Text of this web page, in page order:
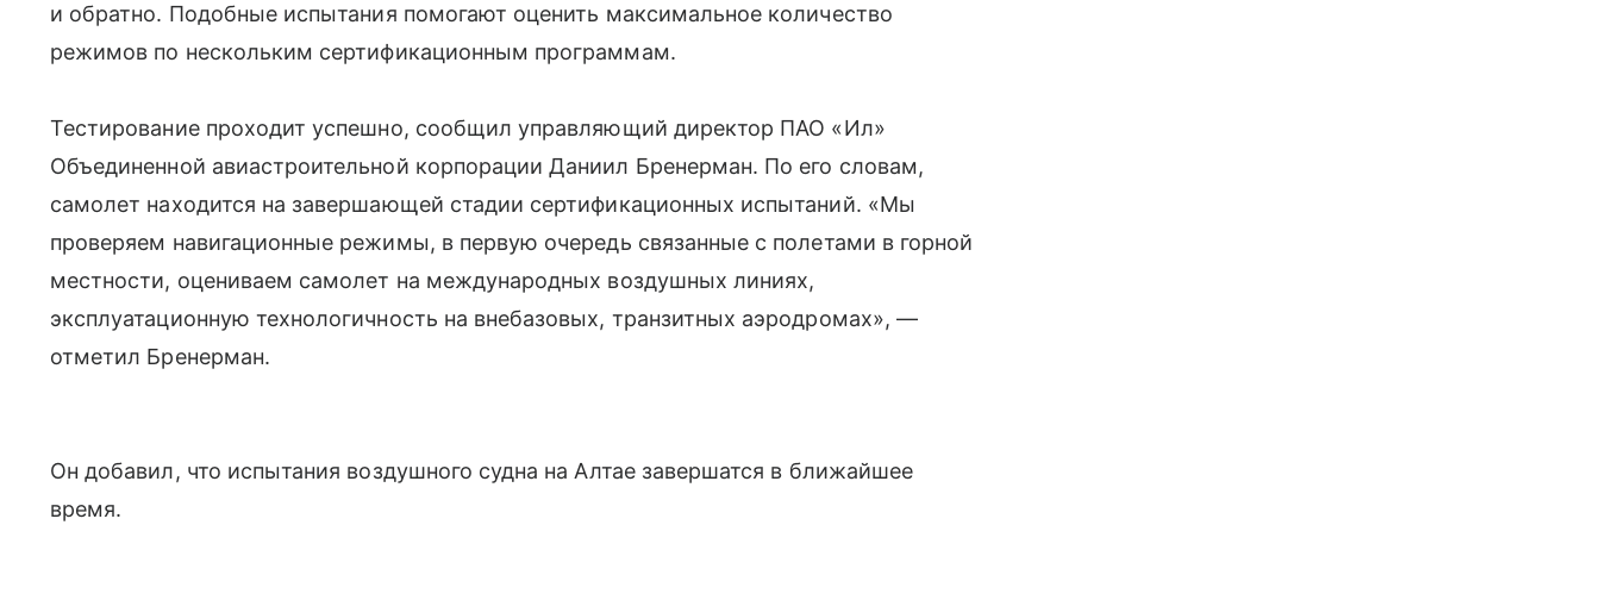
и обратно. Подобные испытания помогают оценить максимальное количество
режимов по нескольким сертификационным программам.
Тестирование проходит успешно, сообщил управляющий директор ПАО «Ил»
Объединенной авиастроительной корпорации Даниил Бренерман. По его словам,
самолет находится на завершающей стадии сертификационных испытаний. «Мы
проверяем навигационные режимы, в первую очередь связанные с полетами в горной
местности, оцениваем самолет на международных воздушных линиях,
эксплуатационную технологичность на внебазовых, транзитных аэродромах», —
отметил Бренерман.
Он добавил, что испытания воздушного судна на Алтае завершатся в ближайшее
время.